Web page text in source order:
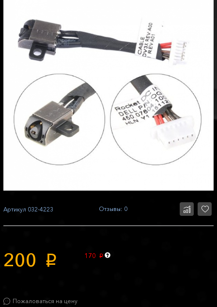
Артикул 032-4223 Отзывы: 0
200 p 170 p
Пожаловаться на цену